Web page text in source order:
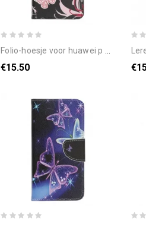
folio-hoesje voor huawei p smart s vlinders en bloemen
€15.50